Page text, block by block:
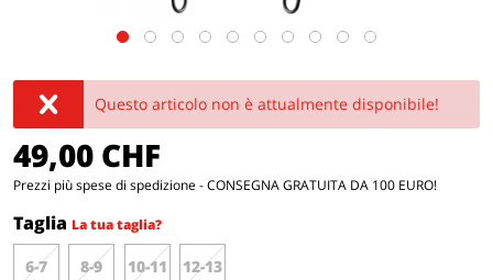
Questo articolo non è attualmente disponibile!
49,00 CHF
Prezzi più spese di spedizione- CONSEGNA GRATUITA DA 100 EURO!
Taglia La tua taglia?
6-7 8-9 10-11 12-13